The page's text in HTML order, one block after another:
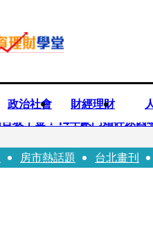
政治社會 財經理財
玻千金！14年豪門婚碎原
徐莉玲「巨大哀傷足不出戶
房市熱話題 台北畫刊